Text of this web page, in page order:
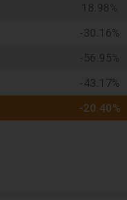
18.98%
-30.16%
-56.95%
-43.17%
-20.40%